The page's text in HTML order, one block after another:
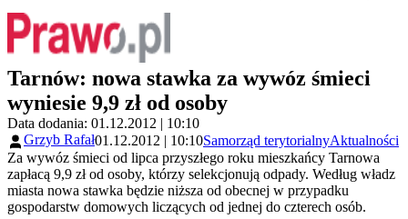
Tarnów: nowa stawka za wywóz śmieci
wyniesie 9,9 zł od osoby
Data dodania: 01.12.2012 | 10:10
Grzyb Rafał01.12.2012 | 10:10Samorząd terytorialnyAktualności
Za wywóz śmieci od lipca przyszłego roku mieszkańcy Tarnowa
zapłacą 9,9 zł od osoby, którzy selekcjonują odpady. Według władz
miasta nowa stawka będzie niższa od obecnej w przypadku
gospodarstw domowych liczących od jednej do czterech osób.